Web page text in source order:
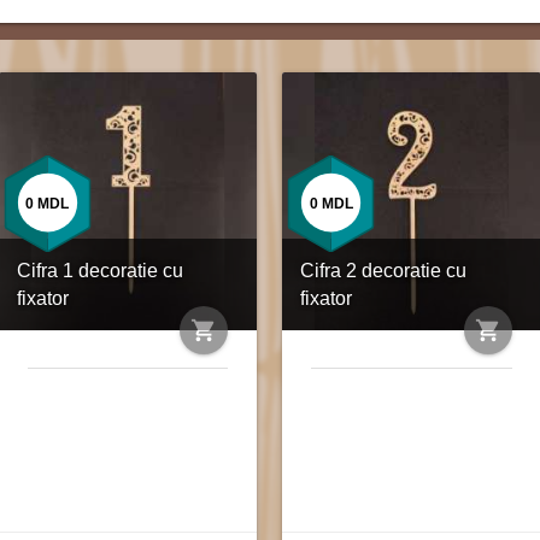
Cifra 1 decoratie cu
fixator
shopping_cart
0 MDL
Cifra 2 decoratie cu
fixator
shopping_cart
0 MDL